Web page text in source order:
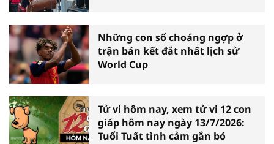
Những con số choáng ngợp ở
trận bán kết đắt nhất lịch sử
World Cup
Tử vi hôm nay, xem tử vi 12 con
giáp hôm nay ngày 13/7/2026:
Tuổi Tuất tình cảm gắn bó